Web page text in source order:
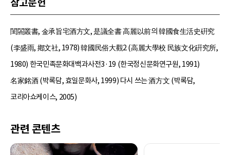
참고문헌
閨閤叢書, 金承旨宅酒方文, 是議全書 高麗以前의 韓國食生活史硏究
(李盛雨, 鄕文社, 1978) 韓國民俗大觀2 (高麗大學校 民族文化硏究所,
1980) 한국민족문화대백과사전3·19 (한국정신문화연구원, 1991)
名家銘酒 (박록담, 효일문화사, 1999) 다시 쓰는 酒方文 (박록담,
코리아쇼케이스, 2005)
관련 콘텐츠